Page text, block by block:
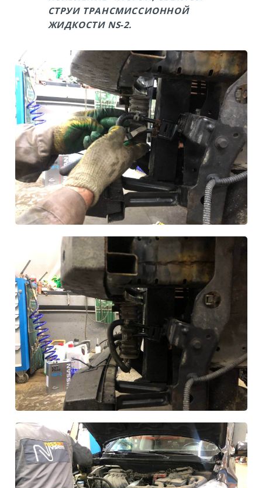
СТРУИ ТРАНСМИССИОННОЙ
ЖИДКОСТИ NS-2.